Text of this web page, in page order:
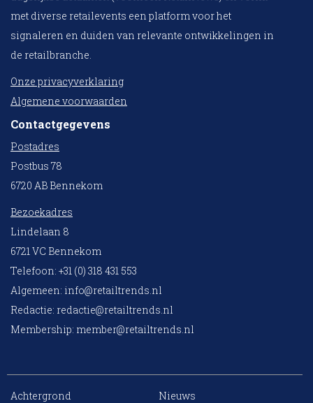
met diverse retailevents een platform voor het
signaleren en duiden van relevante ontwikkelingen in
de retailbranche.
Onze privacyverklaring
Algemene voorwaarden
Contactgegevens
Postadres
Postbus 78
6720 AB Bennekom
Bezoekadres
Lindelaan 8
6721 VC Bennekom
Telefoon: +31 (0) 318 431 553
Algemeen: info@retailtrends.nl
Redactie: redactie@retailtrends.nl
Membership: member@retailtrends.nl
Achtergrond Nieuws